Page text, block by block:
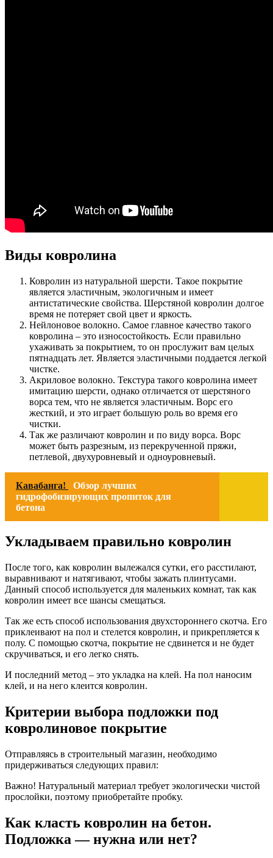
Виды ковролина
Ковролин из натуральной шерсти. Такое покрытие
является эластичным, экологичным и имеет
антистатические свойства. Шерстяной ковролин долгое
время не потеряет свой цвет и яркость.
Нейлоновое волокно. Самое главное качество такого
ковролина – это износостойкость. Если правильно
ухаживать за покрытием, то он прослужит вам целых
пятнадцать лет. Является эластичными поддается легкой
чистке.
Акриловое волокно. Текстура такого ковролина имеет
имитацию шерсти, однако отличается от шерстяного
ворса тем, что не является эластичным. Ворс его
жесткий, и это играет большую роль во время его
чистки.
Так же различают ковролин и по виду ворса. Ворс
может быть разрезным, из перекрученной пряжи,
петлевой, двухуровневый и одноуровневый.
Кавабанга!
Обзор лучших
гидрофобизирующих пропиток для
бетона
Укладываем правильно ковролин
После того, как ковролин вылежался сутки, его расстилают,
выравнивают и натягивают, чтобы зажать плинтусами.
Данный способ используется для маленьких комнат, так как
ковролин имеет все шансы смещаться.
Так же есть способ использования двухстороннего скотча. Его
приклеивают на пол и стелется ковролин, и прикрепляется к
полу. С помощью скотча, покрытие не сдвинется и не будет
скручиваться, и его легко снять.
И последний метод – это укладка на клей. На пол наносим
клей, и на него клеится ковролин.
Критерии выбора подложки под
ковролиновое покрытие
Отправляясь в строительный магазин, необходимо
придерживаться следующих правил:
Важно! Натуральный материал требует экологически чистой
прослойки, поэтому приобретайте пробку.
Как класть ковролин на бетон.
Подложка — нужна или нет?